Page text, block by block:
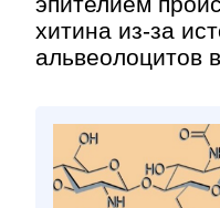
хитина из-за
альвеолоцитов